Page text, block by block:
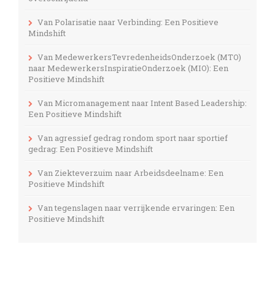
Van Polarisatie naar Verbinding: Een Positieve
Mindshift
Van MedewerkersTevredenheidsOnderzoek (MTO)
naar MedewerkersInspiratieOnderzoek (MIO): Een
Positieve Mindshift
Van Micromanagement naar Intent Based Leadership:
Een Positieve Mindshift
Van agressief gedrag rondom sport naar sportief
gedrag: Een Positieve Mindshift
Van Ziekteverzuim naar Arbeidsdeelname: Een
Positieve Mindshift
Van tegenslagen naar verrijkende ervaringen: Een
Positieve Mindshift